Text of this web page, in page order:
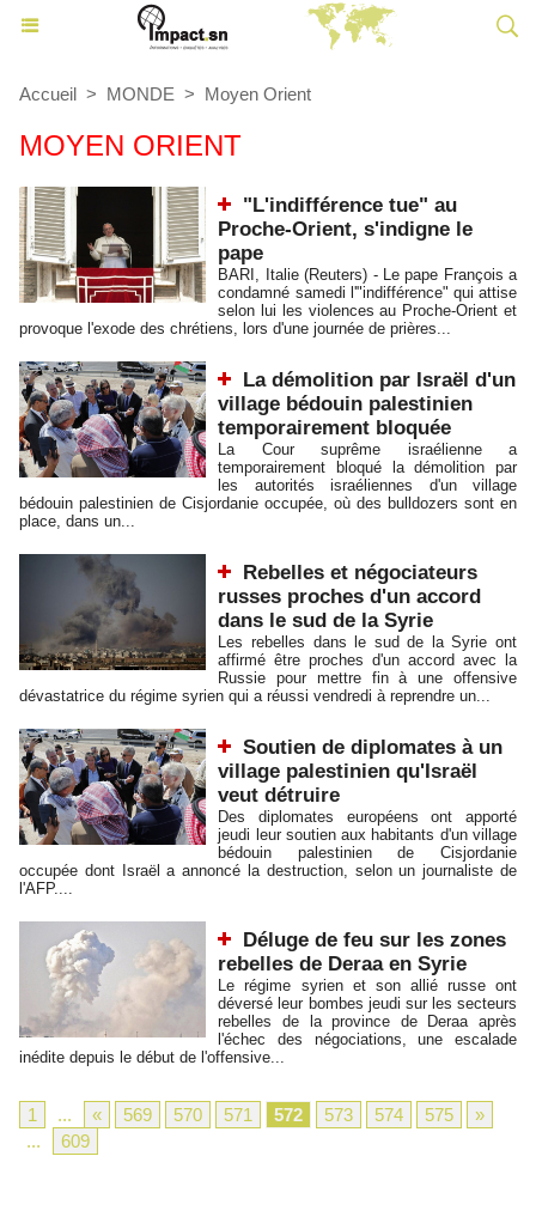
Accueil > MONDE > Moyen Orient
MOYEN ORIENT
"L'indifférence tue" au
Proche-Orient, s'indigne le
pape
BARI, Italie (Reuters) - Le pape François a
condamné samedi l'"indifférence" qui attise
selon lui les violences au Proche-Orient et
provoque l'exode des chrétiens, lors d'une journée de prières...
La démolition par Israël d'un
village bédouin palestinien
temporairement bloquée
La Cour suprême israélienne a
temporairement bloqué la démolition par
les autorités israéliennes d'un village
bédouin palestinien de Cisjordanie occupée, où des bulldozers sont en
place, dans un...
Rebelles et négociateurs
russes proches d'un accord
dans le sud de la Syrie
Les rebelles dans le sud de la Syrie ont
affirmé être proches d'un accord avec la
Russie pour mettre fin à une offensive
dévastatrice du régime syrien qui a réussi vendredi à reprendre un...
Soutien de diplomates à un
village palestinien qu'Israël
veut détruire
Des diplomates européens ont apporté
jeudi leur soutien aux habitants d'un village
bédouin palestinien de Cisjordanie
occupée dont Israël a annoncé la destruction, selon un journaliste de
l'AFP....
Déluge de feu sur les zones
rebelles de Deraa en Syrie
Le régime syrien et son allié russe ont
déversé leur bombes jeudi sur les secteurs
rebelles de la province de Deraa après
l'échec des négociations, une escalade
inédite depuis le début de l'offensive...
1 ... « 569 570 571 572 573 574 575
»
...
609